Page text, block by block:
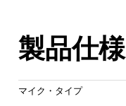
製品仕様
マイク・タイプ